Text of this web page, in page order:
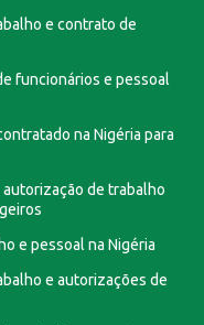
e contrato de
funcionários e pessoal
na Nigéria para
de trabalho
e pessoal na Nigéria
e autorizações de